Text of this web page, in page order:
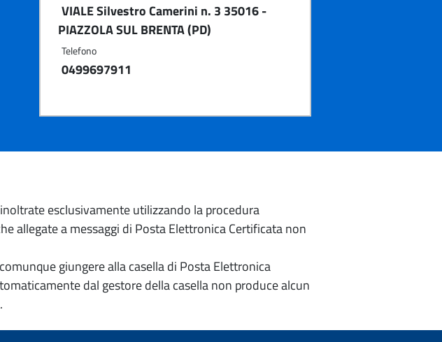
VIALE Silvestro Camerini n. 3 35016 -
PIAZZOLA SUL BRENTA (PD)
Telefono
0499697911
esclusivamente utilizzando la procedura
allegate a messaggi di Posta Elettronica Certificata non
giungere alla casella di Posta Elettronica
dal gestore della casella non produce alcun